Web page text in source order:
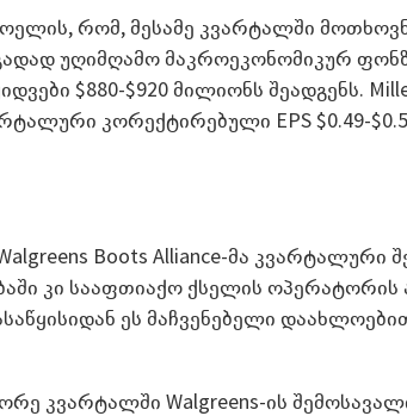
რომ, მესამე კვარტალში
უღიმღამო მაკროეკონომიკურ
$880-$920 მილიონს შეადგენს.
კორექტირებული EPS $0.49-
Boots Alliance-მა კვარტალური
კი სააფთიაქო ქსელის ოპერატორის
ეს მაჩვენებელი
კვარტალში Walgreens-ის